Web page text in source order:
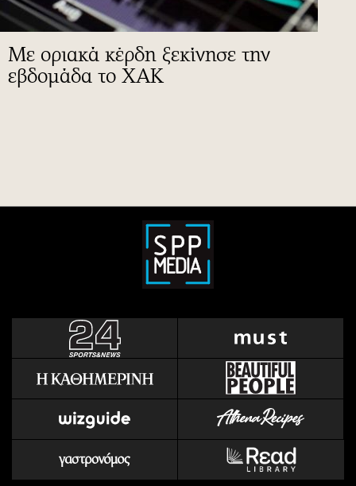
Με οριακά κέρδη ξεκίνησε την
εβδομάδα το ΧΑΚ